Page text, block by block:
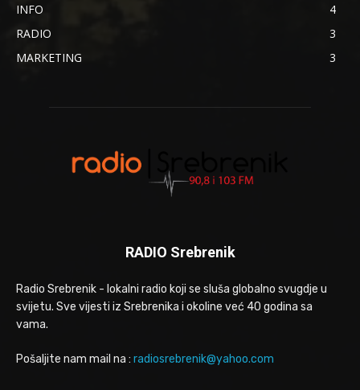
INFO
4
RADIO
3
MARKETING
3
RADIO Srebrenik
Radio Srebrenik - lokalni radio koji se sluša globalno svugdje u
svijetu. Sve vijesti iz Srebrenika i okoline već 40 godina sa
vama.
Pošaljite nam mail na : radiosrebrenik@yahoo.com